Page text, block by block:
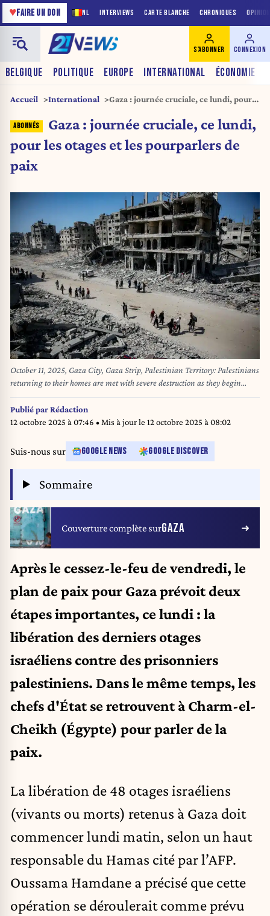
NL INTERVIEWS CARTE BLANCHE CHRONIQUES
♥FAIRE UN DON
BELGIQUE POLITIQUE EUROPE INTERNATIONAL ÉCONOMIE
S'ABONNER CONNEXION
Accueil International
Gaza : journée cruciale, ce lundi, pour
Gaza : journée cruciale, ce lundi,
pour les otages et les pourparlers de
paix
October 11, 2025, Gaza City, Gaza Strip, Palestinian Territory: Palestinians
returning to their homes are met with severe destruction as they begin
returning to their homes in the Nafaq area, Gaza, with the ceasefire coming
into effect in the Gaza Strip. (Credit Image: © Omar Ashtawy/APA Images
via ZUMA Press Wire)
Publié parRédaction
12 octobre 2025 à 07:46 • Mis à jour le 12 octobre 2025 à 08:02
Suis-nous sur GOOGLE NEWS GOOGLE DISCOVER
Sommaire
Couverture complète surGAZA
Après le cessez-le-feu de vendredi, le
plan de paix pour Gaza prévoit deux
étapes importantes, ce lundi : la
libération des derniers otages
israéliens contre des prisonniers
palestiniens. Dans le même temps, les
chefs d'État se retrouvent à Charm-el-
Cheikh (Égypte) pour parler de la
paix.
La libération de 48 otages israéliens
(vivants ou morts) retenus à Gaza doit
commencer lundi matin, selon un haut
responsable du Hamas cité par l’AFP.
Oussama Hamdane a précisé que cette
opération se déroulerait comme prévu